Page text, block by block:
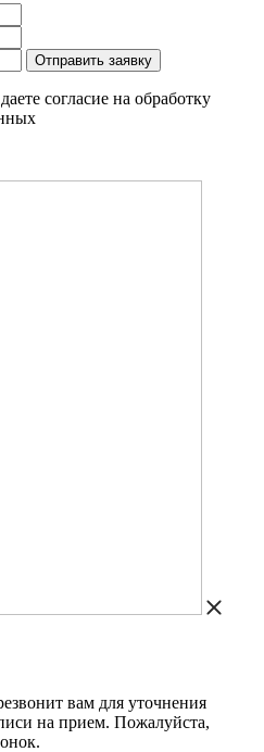
Отправить заявку
согласие на обработку
вам для уточнения
на прием. Пожалуйста,